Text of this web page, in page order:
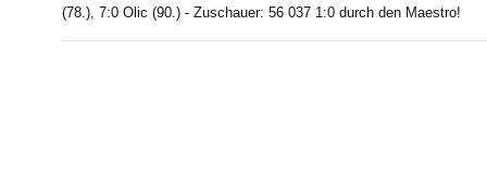
(78.), 7:0 Olic (90.) - Zuschauer: 56 037 1:0 durch den Maestro!